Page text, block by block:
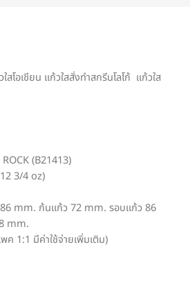
สโอเชียน แก้วใสสั่งทำสกรีนโลโก้ แก้วใส
(B21413)
3/4 oz)
mm. ก้นแก้ว 72 mm. รอบแก้ว 86
mm.
1:1 มีค่าใช้จ่ายเพิ่มเติม)